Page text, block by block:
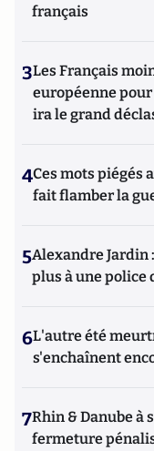
français
3Les Français
européenne
ira le grand
4Ces mots piégés
fait flamber la
5Alexandre Jardin
plus à une police
6L'autre été
s'enchaînent
7Rhin & Danube à
fermeture